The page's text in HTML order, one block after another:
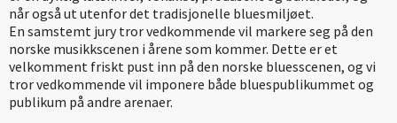
når også ut utenfor det tradisjonelle bluesmiljøet.
En samstemt jury tror vedkommende vil markere seg på den
norske musikkscenen i årene som kommer. Dette er et
velkomment friskt pust inn på den norske bluesscenen, og vi
tror vedkommende vil imponere både bluespublikummet og
publikum på andre arenaer.